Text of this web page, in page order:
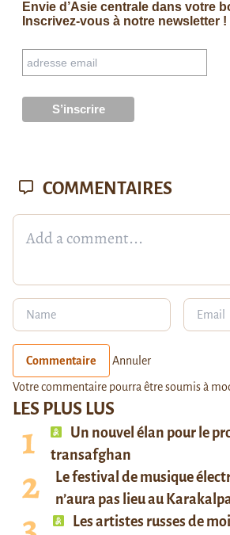
Envie d’Asie centrale dans votre
Inscrivez-vous à notre newsletter !
LES PLUS LUS
Un nouvel élan pour le
transafghan
Le festival de musique
n’aura pas lieu au
Les artistes russes de
COMMENTAIRES
Commentaire Annuler
Votre commentaire pourra être soumis à